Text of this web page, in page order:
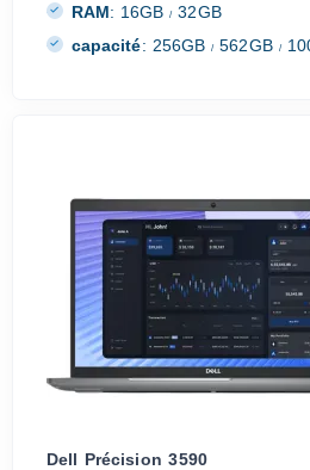
RAM: 16GB/ 32GB
capacité: 256GB/ 562GB /
Dell Précision 3590